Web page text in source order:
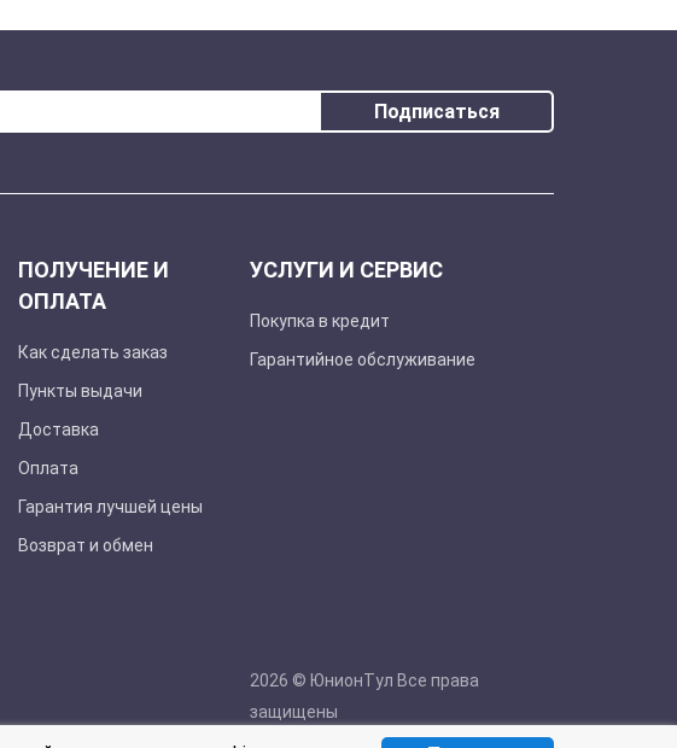
Подписаться
ПОЛУЧЕНИЕ И
ОПЛАТА
Как сделать заказ
Пункты выдачи
Доставка
Оплата
Гарантия лучшей цены
Возврат и обмен
УСЛУГИ И СЕРВИС
Покупка в кредит
Гарантийное обслуживание
2026 © ЮнионТул Все права
защищены